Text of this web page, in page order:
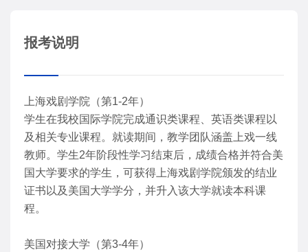
报考说明
上海戏剧学院（第1-2年）
学生在我校国际学院完成通识类课程、英语类课程以
及相关专业课程。就读期间，教学团队涵盖上戏一线
教师。学生2年阶段性学习结束后，成绩合格并符合美
国大学要求的学生，可获得上海戏剧学院颁发的结业
证书以及美国大学学分，并升入该大学就读本科课
程。
美国对接大学（第3-4年）